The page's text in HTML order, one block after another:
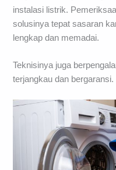
instalasi listrik.
solusinya tepat sasaran
lengkap dan memadai.
Teknisinya juga
terjangkau dan bergaransi.